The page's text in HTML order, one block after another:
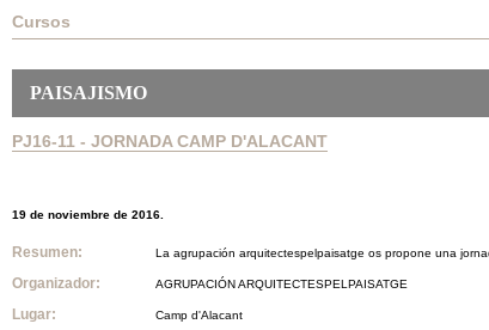
Cursos
PAISAJISMO
PJ16-11 - JORNADA CAMP D'ALACANT
19 de noviembre de 2016.
Resumen: La agrupación arquitectespelpaisatge os propone una
Organizador: AGRUPACIÓN ARQUITECTESPELPAISATGE
Lugar: Camp d'Alacant